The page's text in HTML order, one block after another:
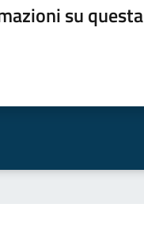
su questa